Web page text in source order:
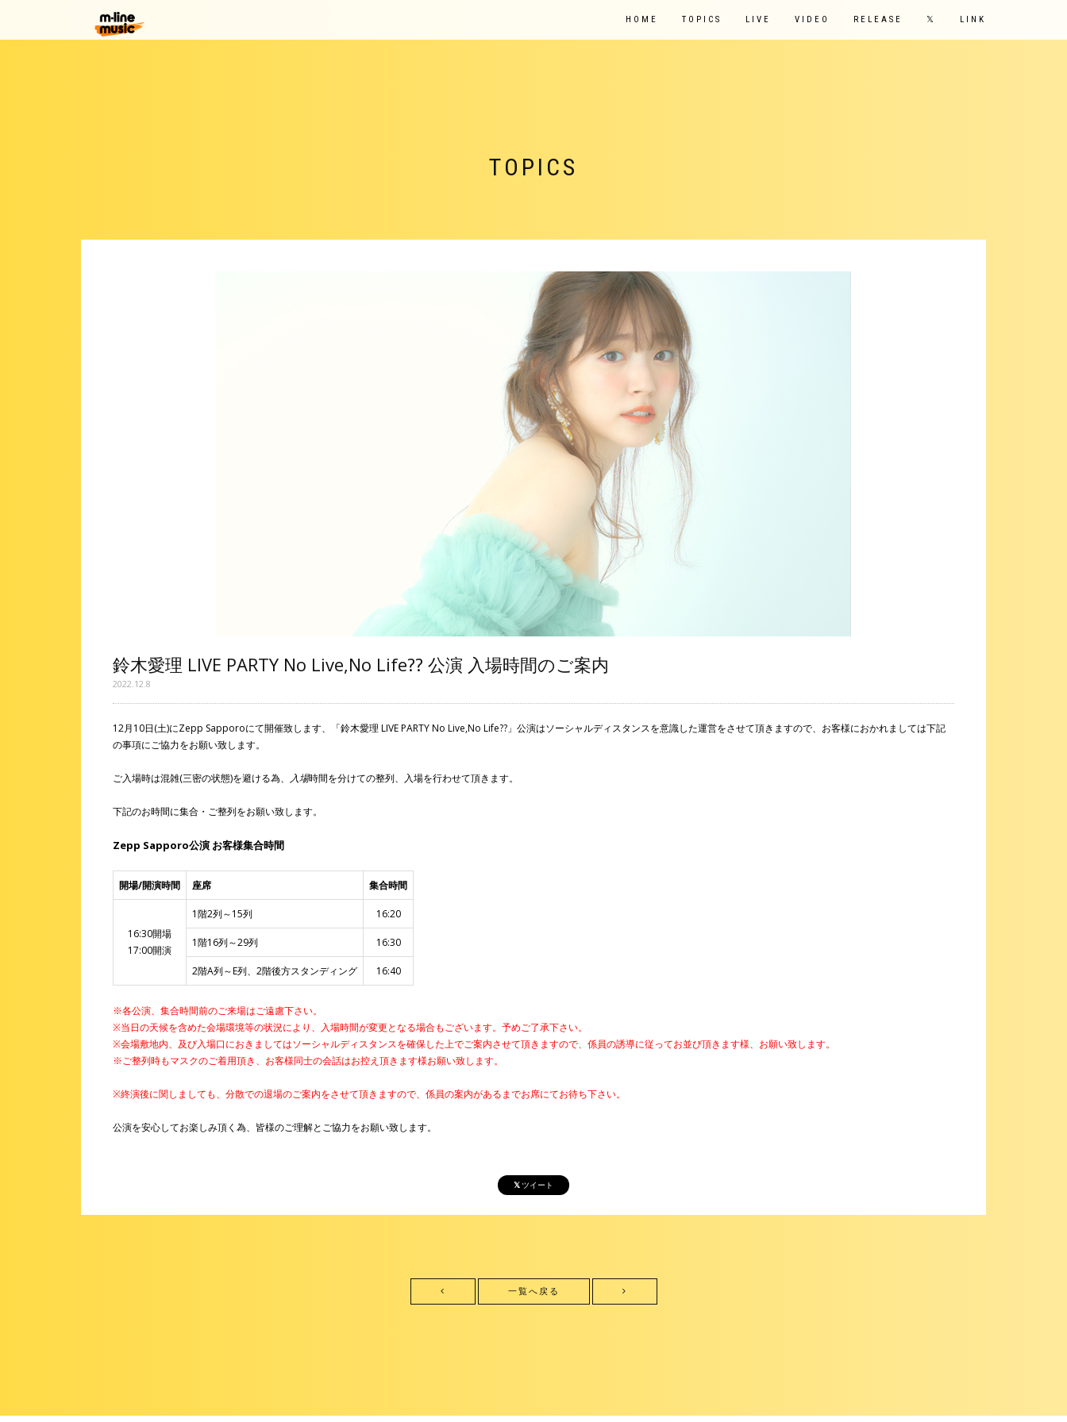
HOME TOPICS LIVE VIDEO RELEASE 𝕏 LINK
TOPICS
鈴木愛理 LIVE PARTY No Live,No Life?? 公演 入場時間のご案内
2022.12.8
12月10日(土)にZepp Sapporoにて開催致します、「鈴木愛理 LIVE PARTY No Live,No Life??」公演はソーシャルディスタンスを意識した運営をさせて頂きますので、お客様におかれましては下記
の事項にご協力をお願い致します。
ご入場時は混雑(三密の状態)を避ける為、 入場時間を分けての整列、入場を行わせて頂きます。
下記のお時間に集合・ご整列をお願い致します。
Zepp Sapporo公演 お客様集合時間
開場/開演時間 座席 集合時間
16:30開場
17:00開演
1階2列～15列 16:20
1階16列～29列 16:30
2階A列～E列、2階後方スタンディング 16:40
※各公演、集合時間前のご来場はご遠慮下さい。
※当日の天候を含めた会場環境等の状況により、入場時間が変更となる場合もございます。予めご了承下さい。
※会場敷地内、及び入場口におきましてはソーシャルディスタンスを確保した上でご案内させて頂きますので、係員の誘導に従ってお並び頂きます様、お願い致します。
※ご整列時もマスクのご着用頂き、お客様同士の会話はお控え頂きます様お願い致します。
※終演後に関しましても、分散での退場のご案内をさせて頂きますので、係員の案内があるまでお席にてお待ち下さい。
公演を安心してお楽しみ頂く為、皆様のご理解とご協力をお願い致します。
ツイート
一覧へ戻る